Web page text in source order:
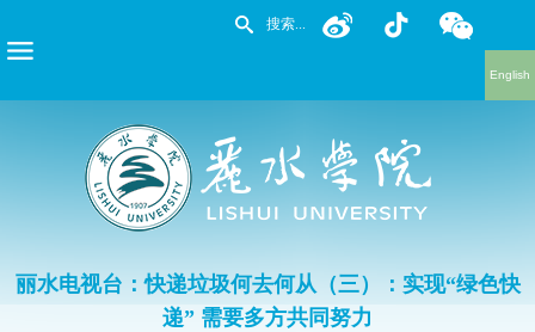
English
丽水电视台：快递垃圾何去何从（三）：实现“绿色快
递” 需要多方共同努力